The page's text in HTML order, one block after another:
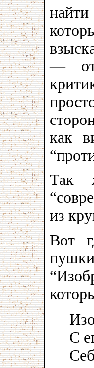
найти
—
как
Так
из
Вот
С